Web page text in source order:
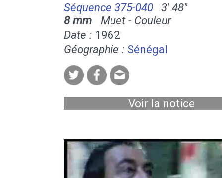
Séquence 375-040
3' 48''
8 mm Muet - Couleur
Date : 1962
Géographie : Sénégal
Voir la notice